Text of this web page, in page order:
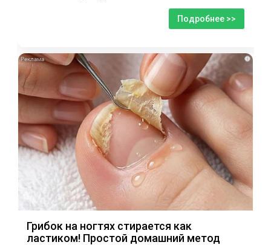
Подробнее >>
i
Грибок на ногтях стирается как
ластиком! Простой домашний метод